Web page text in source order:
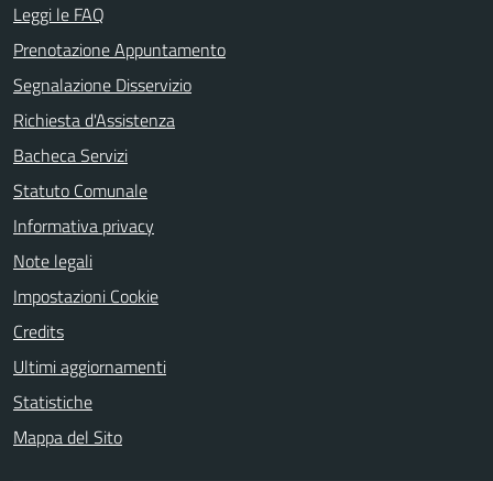
Leggi le FAQ
Prenotazione Appuntamento
Segnalazione Disservizio
Richiesta d'Assistenza
Bacheca Servizi
Statuto Comunale
Informativa privacy
Note legali
Impostazioni Cookie
Credits
Ultimi aggiornamenti
Statistiche
Mappa del Sito